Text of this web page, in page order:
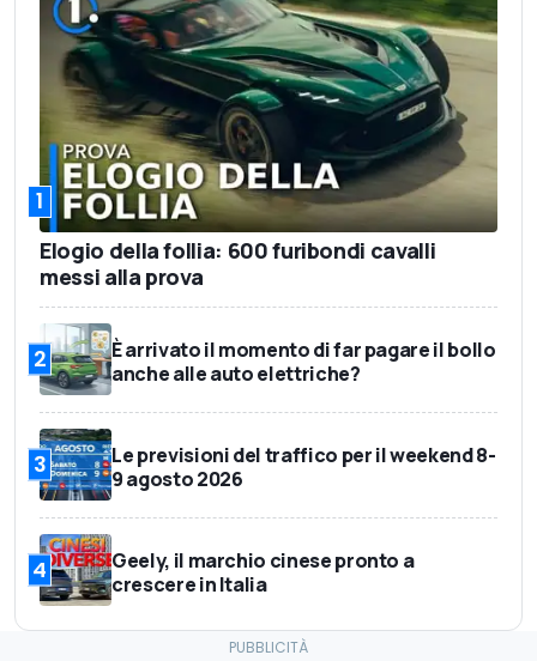
1
Elogio della follia: 600 furibondi cavalli
messi alla prova
2
È arrivato il momento di far pagare il bollo
anche alle auto elettriche?
3
Le previsioni del traffico per il weekend 8-
9 agosto 2026
4
Geely, il marchio cinese pronto a
crescere in Italia